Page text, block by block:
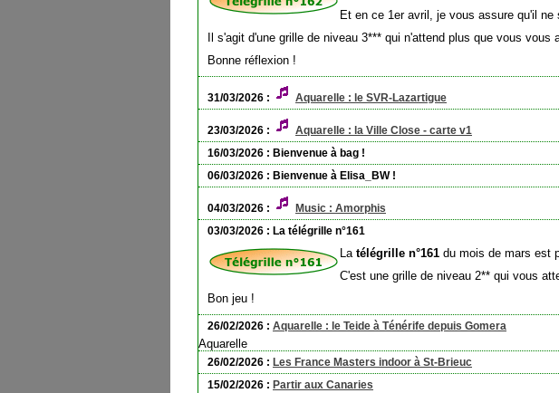
Et en ce 1er avril, je vous assure qu'il ne
Il s'agit d'une grille de niveau 3*** qui n'attend plus que vous vous
Bonne réflexion !
31/03/2026 : Aquarelle : le SVR-Lazartigue
23/03/2026 :
Aquarelle : la Ville Close - carte v1
16/03/2026 : Bienvenue à bag !
06/03/2026 : Bienvenue à Elisa_BW !
04/03/2026 :
Music : Amorphis
03/03/2026 : La télégrille n°161
La télégrille n°161 du mois de mars est
C'est une grille de niveau 2** qui vous
Bon jeu !
26/02/2026 : Aquarelle : le Teide à Ténérife depuis Gomera
Aquarelle
26/02/2026 : Les France Masters indoor à St-Brieuc
15/02/2026 : Partir aux Canaries